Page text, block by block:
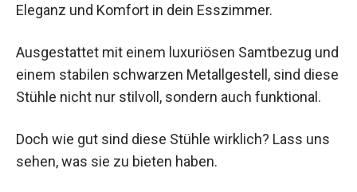
Eleganz und Komfort in dein Esszimmer.
Ausgestattet mit einem luxuriösen Samtbezug und
einem stabilen schwarzen Metallgestell, sind diese
Stühle nicht nur stilvoll, sondern auch funktional.
Doch wie gut sind diese Stühle wirklich? Lass uns
sehen, was sie zu bieten haben.